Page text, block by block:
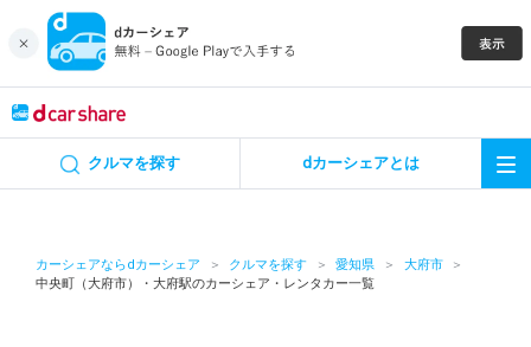
クルマを探す dカーシェアとは
カーシェアならdカーシェア クルマを探す 愛知県
大府市
中央町（大府市）・大府駅のカーシェア・レンタカー一覧
カーシェア